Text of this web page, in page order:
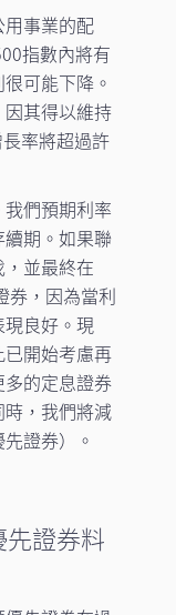
事業的配
指數內將有
可能下降。
其得以維持
率將超過許
們預期利率
續期。如果聯
並最終在
券，因為當利
良好。現
開始考慮再
的定息證券
時，我們將減
證券）。
證券料